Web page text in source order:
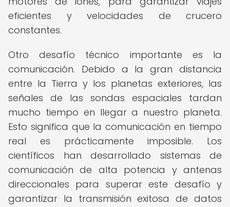
eficientes y velocidades de crucero
constantes.
Otro desafío técnico importante es la
comunicación. Debido a la gran distancia
entre la Tierra y los planetas exteriores, las
señales de las sondas espaciales tardan
mucho tiempo en llegar a nuestro planeta.
Esto significa que la comunicación en tiempo
real es prácticamente imposible. Los
científicos han desarrollado sistemas de
comunicación de alta potencia y antenas
direccionales para superar este desafío y
garantizar la transmisión exitosa de datos